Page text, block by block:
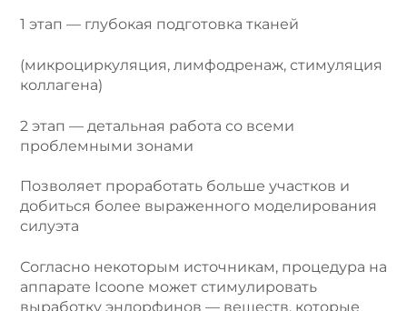
1 этап — глубокая подготовка тканей
(микроциркуляция, лимфодренаж, стимуляция
коллагена)
2 этап — детальная работа со всеми
проблемными зонами
Позволяет проработать больше участков и
добиться более выраженного моделирования
силуэта
Согласно некоторым источникам, процедура на
аппарате Icoone может стимулировать
выработку эндорфинов — веществ, которые